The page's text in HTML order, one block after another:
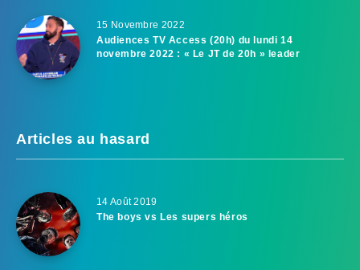
15 Novembre 2022
Audiences TV Access (20h) du lundi 14
novembre 2022 : « Le JT de 20h » leader
Articles au hasard
14 Août 2019
The boys vs Les supers héros